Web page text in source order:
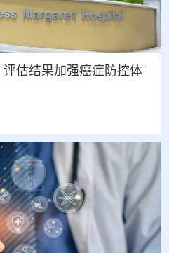
估结果加强癌症防控体